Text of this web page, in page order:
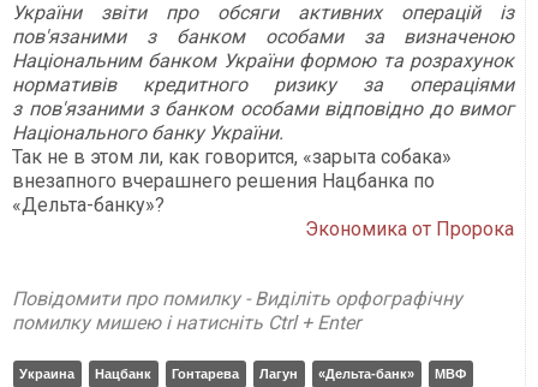
України звіти про обсяги активних операцій із
пов'язаними з банком особами за визначеною
Національним банком України формою та розрахунок
нормативів кредитного ризику за операціями
з пов'язаними з банком особами відповідно до вимог
Національного банку України.
Так не в этом ли, как говорится, «зарыта собака»
внезапного вчерашнего решения Нацбанка по
«Дельта-банку»?
Экономика от Пророка
Повідомити про помилку - Виділіть орфографічну
помилку мишею і натисніть Ctrl + Enter
Украина Нацбанк Гонтарева Лагун «Дельта-банк»
МВФ